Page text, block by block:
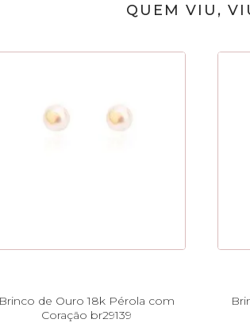
QUEM VIU,
Brinco de Ouro 18k Pérola com
Coração br29139